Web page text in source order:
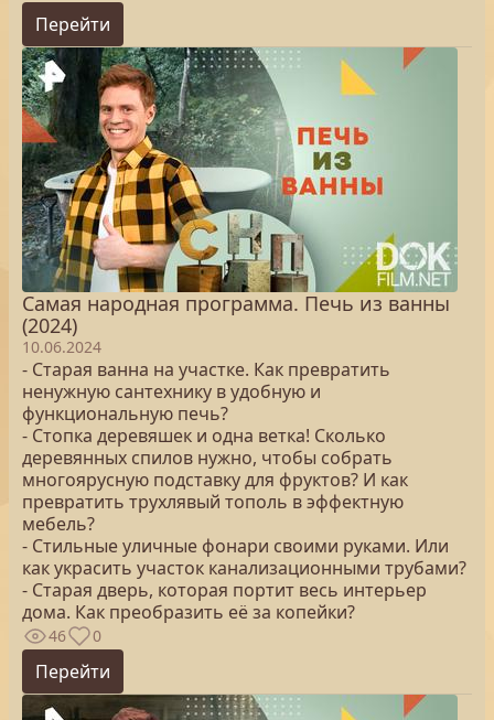
Перейти
Самая народная программа. Печь из ванны
(2024)
10.06.2024
- Старая ванна на участке. Как превратить
ненужную сантехнику в удобную и
функциональную печь?
- Стопка деревяшек и одна ветка! Сколько
деревянных спилов нужно, чтобы собрать
многоярусную подставку для фруктов? И как
превратить трухлявый тополь в эффектную
мебель?
- Стильные уличные фонари своими руками. Или
как украсить участок канализационными трубами?
- Старая дверь, которая портит весь интерьер
дома. Как преобразить её за копейки?
46 0
Перейти